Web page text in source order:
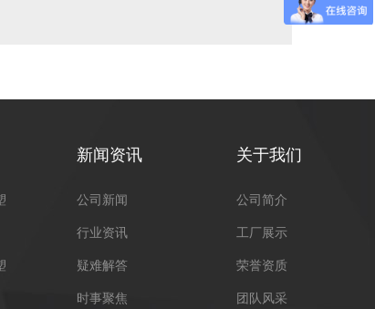
新闻资讯
公司新闻
行业资讯
疑难解答
时事聚焦
关于我们
公司简介
工厂展示
荣誉资质
团队风采